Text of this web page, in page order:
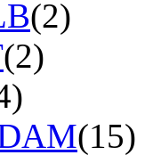
(2)
(2)
(15)